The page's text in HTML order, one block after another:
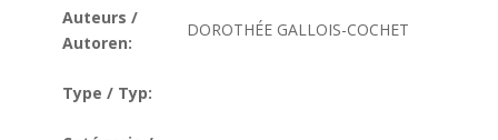
Auteurs /
Autoren:
DOROTHÉE GALLOIS-COCHET
Type / Typ: